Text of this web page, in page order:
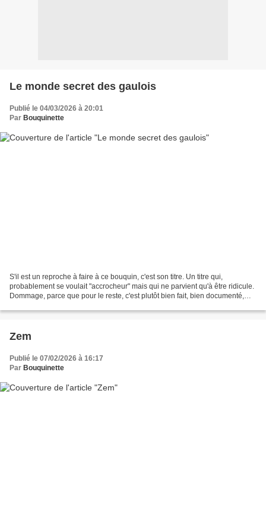
Le monde secret des gaulois
Publié le 04/03/2026 à 20:01
Par Bouquinette
S'il est un reproche à faire à ce bouquin, c'est son titre. Un titre qui,
probablement se voulait "accrocheur" mais qui ne parvient qu'à être ridicule.
Dommage, parce que pour le reste, c'est plutôt bien fait, bien documenté,
Zem
Publié le 07/02/2026 à 16:17
Par Bouquinette